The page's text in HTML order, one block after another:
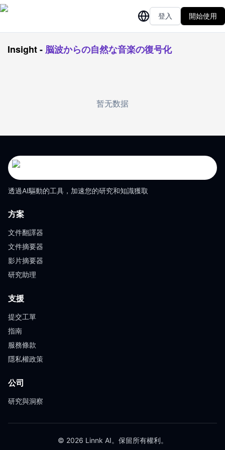
登入 開始使用
Insight- 脳波からの自然な音楽の復号化
暂无数据
透過AI驅動的工具，加速您的研究和知識獲取
方案
文件翻譯器
文件摘要器
影片摘要器
研究助理
支援
提交工單
指南
服務條款
隱私權政策
公司
研究與洞察
© 2026 Linnk AI。保留所有權利。